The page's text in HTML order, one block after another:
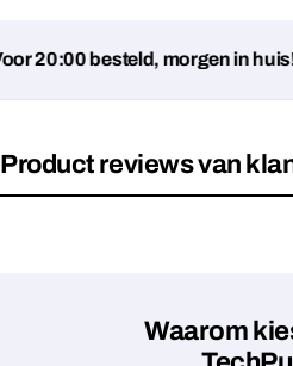
20:00 besteld, morgen in huis!
Product reviews van
Waarom